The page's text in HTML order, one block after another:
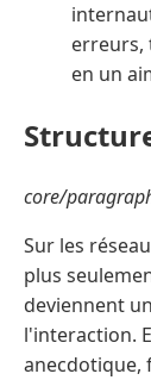
erreurs,
en un
core/
Sur les
plus
deviennent
l'interaction.
anecdotique,